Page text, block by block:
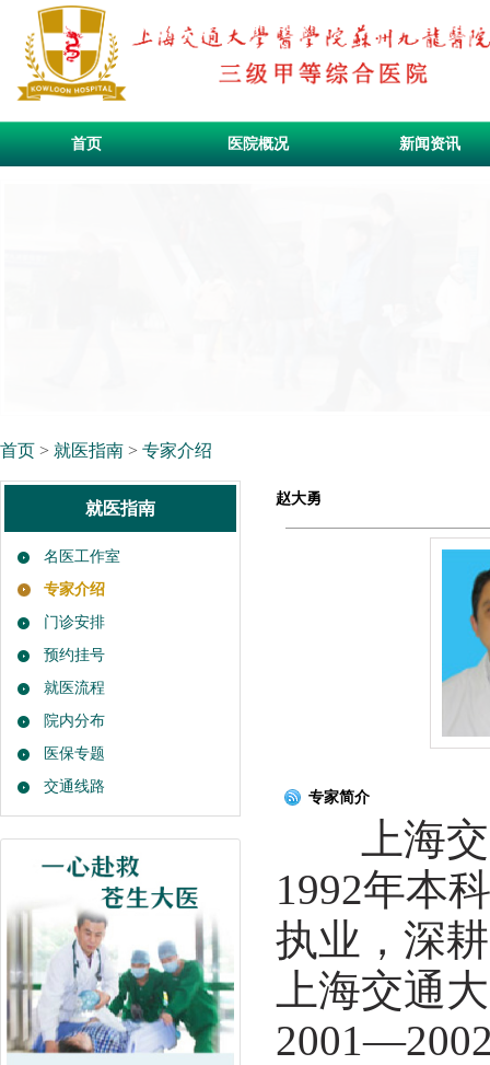
首页 医院概况 新闻资讯
首页 > 就医指南 > 专家介绍
就医指南
名医工作室
专家介绍
门诊安排
预约挂号
就医流程
院内分布
医保专题
交通线路
赵大勇
专家简介
上海交
1992年本
执业，深
上海交通